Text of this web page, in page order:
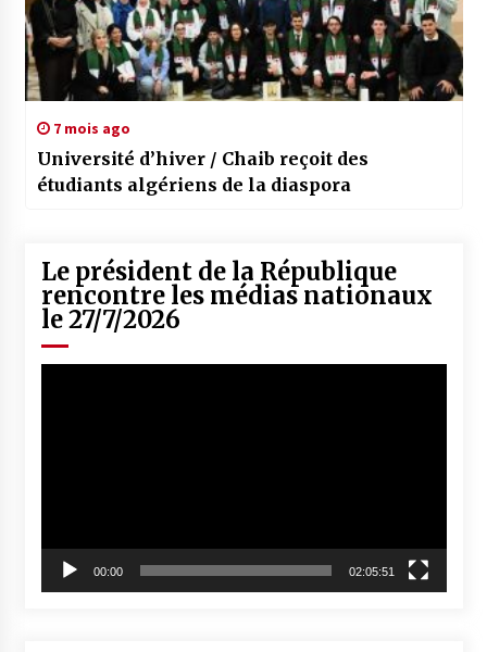
7 mois ago
Université d’hiver / Chaib reçoit des
étudiants algériens de la diaspora
Le président de la République
rencontre les médias nationaux
le 27/7/2026
00:00 02:05:51